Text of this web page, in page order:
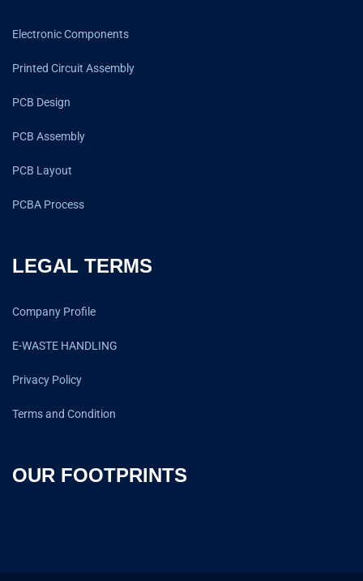
Electronic Components
Printed Circuit Assembly
PCB Design
PCB Assembly
PCB Layout
PCBA Process
LEGAL TERMS
Company Profile
E-WASTE HANDLING
Privacy Policy
Terms and Condition
OUR FOOTPRINTS